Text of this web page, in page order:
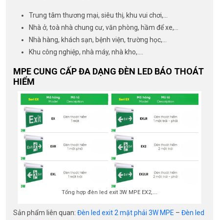
Trung tâm thương mại, siêu thị, khu vui chơi,…
Nhà ở, toà nhà chung cư, văn phòng, hầm để xe,…
Nhà hàng, khách sạn, bệnh viện, trường học,…
Khu công nghiệp, nhà máy, nhà kho,….
MPE CUNG CẤP ĐA DẠNG ĐÈN LED BÁO THOÁT
HIỂM
Tổng hợp đèn led exit 3W MPE EX2,….
Sản phẩm liên quan: Đèn led exit 2 mặt phải 3W MPE – Đèn led